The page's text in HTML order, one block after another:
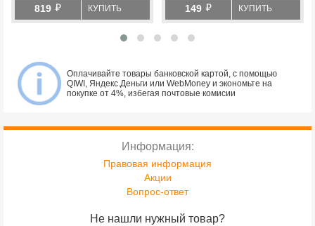
819 й КУПИТЬ
Нива 4х4, Шевроле Нива
149 й КУПИТЬ
Оплачивайте товары банковской картой, с помощью
QIWI, Яндекс.Деньги или WebMoney и экономьте на
покупке от 4%, избегая почтовые комисии
Информация:
Правовая информация
Акции
Вопрос-ответ
Не нашли нужный товар?